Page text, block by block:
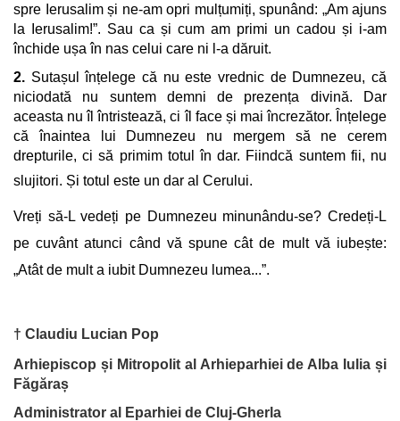
spre Ierusalim și ne-am opri mulțumiți, spunând: „Am ajuns
la Ierusalim!”. Sau ca și cum am primi un cadou și i-am
închide ușa în nas celui care ni l-a dăruit.
2. Sutașul înțelege că nu este vrednic de Dumnezeu, că
niciodată nu suntem demni de prezența divină. Dar
aceasta nu îl întristează, ci îl face și mai încrezător. Înțelege
că înaintea lui Dumnezeu nu mergem să ne cerem
drepturile, ci să primim totul în dar. Fiindcă suntem fii, nu
slujitori. Și totul este un dar al Cerului.
Vreți să-L vedeți pe Dumnezeu minunându-se? Credeți-L
pe cuvânt atunci când vă spune cât de mult vă iubește:
„Atât de mult a iubit Dumnezeu lumea...”.
† Claudiu Lucian Pop
Arhiepiscop și Mitropolit al Arhieparhiei de Alba Iulia și
Făgăraș
Administrator al Eparhiei de Cluj-Gherla